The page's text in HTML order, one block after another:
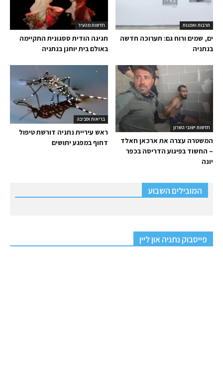
חדשות מהעיר
חגיגה הודית ססגונית התקיימה
באולם בית יוחנן בנתניה
תרבות ואמנות
ים, שמים ורוח גם: תערוכה חדשה
בנתניה
בריאות וסביבה
ראש עיריית נתניה דורשת טיפול
דחוף במפגע יתושים
חדשות ישובי השרון
המשטרה עצרה את ארכאן חאלד
– החשוד בפיגוע הדריסה בכפר
יונה
המובילים השבוע
פייסבוק נתניה און ליין